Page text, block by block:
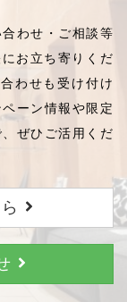
わせ・ご相談等
お立ち寄りくだ
わせも受け付け
ーン情報や限定
ぜひご活用くだ